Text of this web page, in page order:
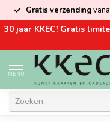
Gratis verzending
30 jaar KKEC! Gratis
MENU